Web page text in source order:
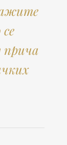
прича